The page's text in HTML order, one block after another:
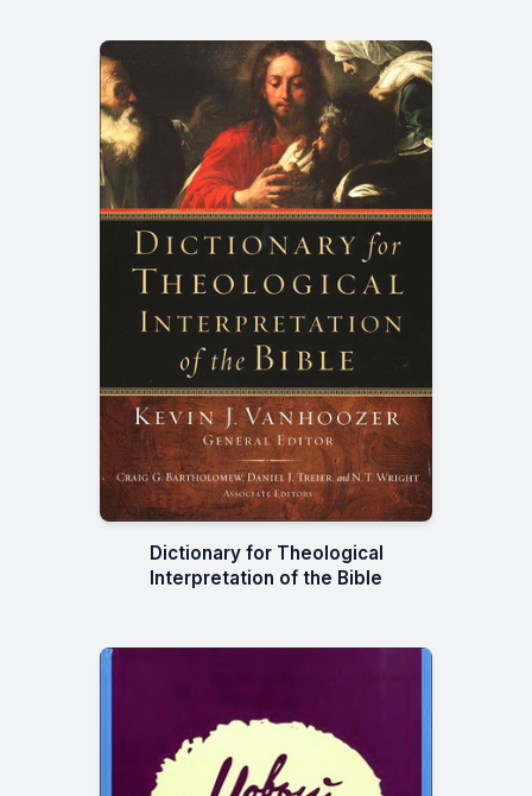
Dictionary for Theological
Interpretation of the Bible